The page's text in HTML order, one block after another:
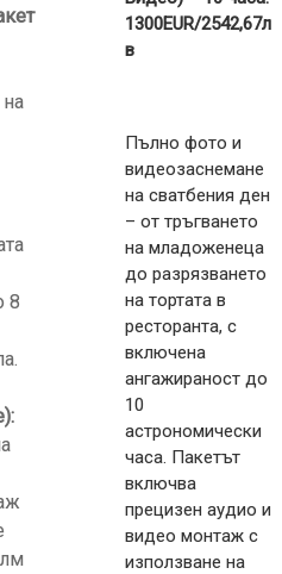
8
1300EUR/2542,67л
в
Пълно фото и
видеозаснемане
на сватбения ден
– от тръгването
на младоженеца
до разрязването
на тортата в
ресторанта, с
включена
ангажираност до
10
астрономически
часа. Пакетът
включва
прецизен аудио и
видео монтаж с
използване на